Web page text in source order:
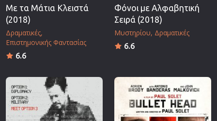
Με τα Μάτια Κλειστά
(2018)
Δραματικές
Επιστημονικής Φαντασίας
6.6
Φόνοι με Αλφαβητική
Σειρά (2018)
Μυστηρίου Δραματικές
6.6